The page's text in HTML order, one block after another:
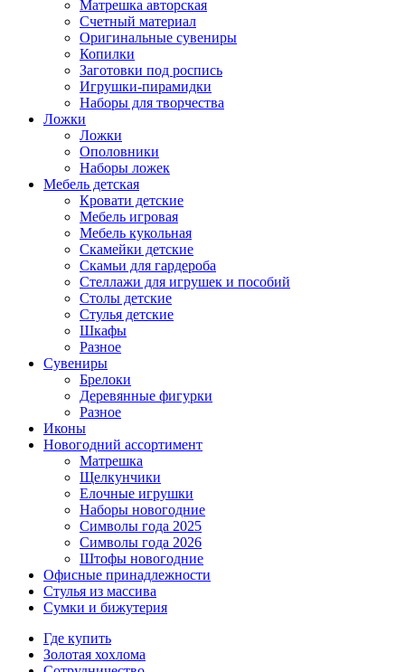
Матрешка авторская
Счетный материал
Оригинальные сувениры
Копилки
Заготовки под роспись
Игрушки-пирамидки
Наборы для творчества
Ложки
Ложки
Ополовники
Наборы ложек
Мебель детская
Кровати детские
Мебель игровая
Мебель кукольная
Скамейки детские
Скамьи для гардероба
Стеллажи для игрушек и пособий
Столы детские
Стулья детские
Шкафы
Разное
Сувениры
Брелоки
Деревянные фигурки
Разное
Иконы
Новогодний ассортимент
Матрешка
Щелкунчики
Елочные игрушки
Наборы новогодние
Символы года 2025
Символы года 2026
Штофы новогодние
Офисные принадлежности
Стулья из массива
Сумки и бижутерия
Где купить
Золотая хохлома